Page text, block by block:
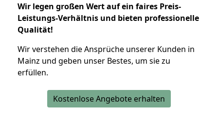
Wir legen großen Wert auf ein faires Preis-
Leistungs-Verhältnis und bieten professionelle
Qualität!
Wir verstehen die Ansprüche unserer Kunden in
Mainz und geben unser Bestes, um sie zu
erfüllen.
Kostenlose Angebote erhalten